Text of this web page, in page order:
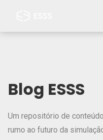
Blog ESSS
Um repositório de
rumo ao futuro da